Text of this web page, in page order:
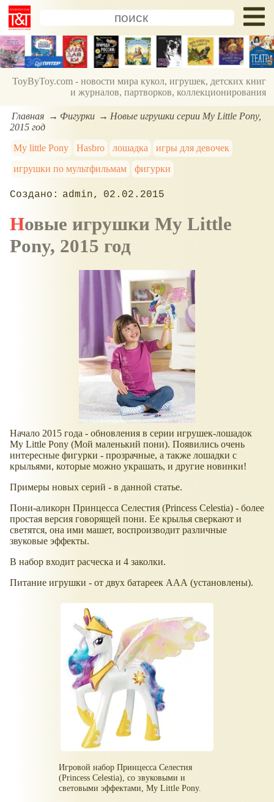
ToyByToy.com - новости мира кукол, игрушек, детских книг
и журналов, партворков, коллекционирования
Главная Фигурки
Новые игрушки серии My Little Pony,
2015 год
My little Pony
Hasbro лошадка
игры для девочек
игрушки по мультфильмам
фигурки
admin 02.02.2015
Новые игрушки My Little
Pony, 2015 год
Начало 2015 года - обновления в серии игрушек-лошадок
My Little Pony (Мой маленький пони). Появились очень
интересные фигурки - прозрачные, а также лошадки с
крыльями, которые можно украшать, и другие новинки!
Примеры новых серий - в данной статье.
Пони-аликорн Принцесса Селестия (Princess Celestia) - более
простая версия говорящей пони. Ее крылья сверкают и
светятся, она ими машет, воспроизводит различные
звуковые эффекты.
В набор входит расческа и 4 заколки.
Питание игрушки - от двух батареек ААА (установлены).
Игровой набор Принцесса Селестия
(Princess Celestia), со звуковыми и
световыми эффектами, My Little Pony.